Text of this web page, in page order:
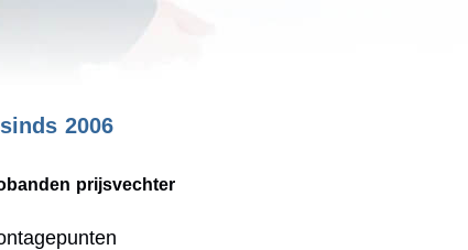
2006
prijsvechter